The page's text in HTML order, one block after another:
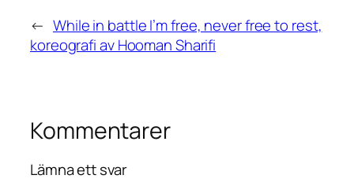
← While in battle I’m free, never free to rest,
koreografi av Hooman Sharifi
Kommentarer
Lämna ett svar